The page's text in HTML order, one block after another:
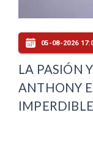
05-08-2026
LA PASIÓN
ANTHONY